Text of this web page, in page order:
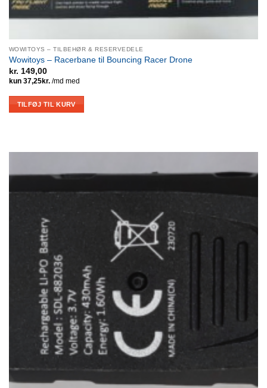
WOWITOYS – TILBEHØR & RESERVEDELE
Wowitoys – Racerbane til Bouncing Racer Drone
kr. 149,00
TILFØJ TIL KURV